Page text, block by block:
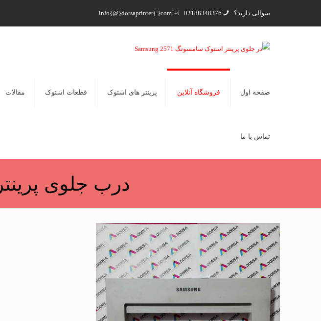
سوالی دارید؟ 02188348376
info{@}dorsaprinter{.}com
صفحه اول فروشگاه آنلاین پرینتر های استوک قطعات استوک مقالات
تماس با ما
درب جلوی پرینتر Samsung 2571